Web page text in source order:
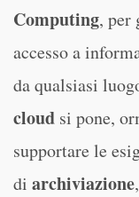
Computing, per
accesso a
da qualsiasi
cloud si pone,
supportare le
di archiviazione,